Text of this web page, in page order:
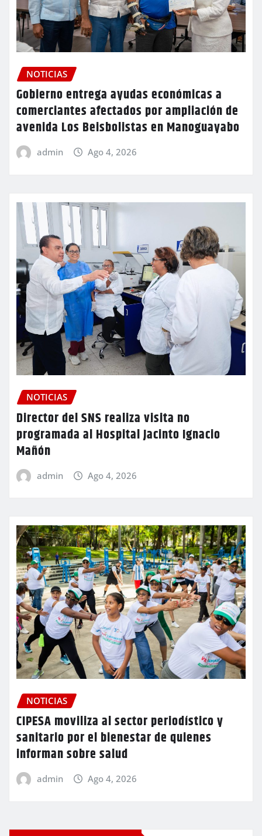
NOTICIAS
Gobierno entrega ayudas económicas a
comerciantes afectados por ampliación de
avenida Los Beisbolistas en Manoguayabo
admin Ago 4, 2026
NOTICIAS
Director del SNS realiza visita no
programada al Hospital Jacinto Ignacio
Mañón
admin Ago 4, 2026
NOTICIAS
CIPESA moviliza al sector periodístico y
sanitario por el bienestar de quienes
informan sobre salud
admin Ago 4, 2026